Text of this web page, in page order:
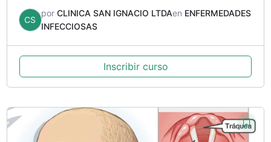
CS
por CLINICA SAN IGNACIO LTDAen ENFERMEDADES
INFECCIOSAS
Inscribir curso